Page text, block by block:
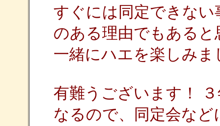
すぐには同定できな
のある理由でもあると
一緒にハエを楽しみま
有難うございます！
なるので、同定会な